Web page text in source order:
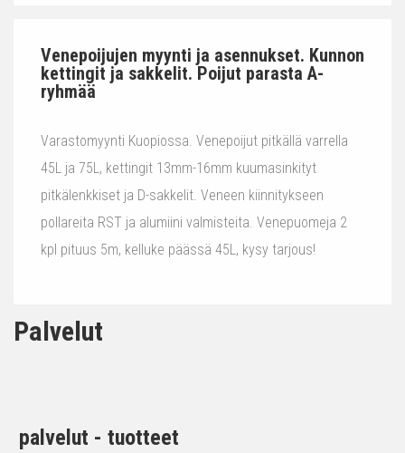
Venepoijujen myynti ja asennukset. Kunnon
kettingit ja sakkelit. Poijut parasta A-
ryhmää
Varastomyynti Kuopiossa. Venepoijut pitkällä varrella
45L ja 75L, kettingit 13mm-16mm kuumasinkityt
pitkälenkkiset ja D-sakkelit. Veneen kiinnitykseen
pollareita RST ja alumiini valmisteita. Venepuomeja 2
kpl pituus 5m, kelluke päässä 45L, kysy tarjous!
Palvelut
palvelut - tuotteet